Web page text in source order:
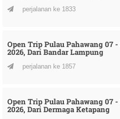
perjalanan ke 1833
Open Trip Pulau Pahawang 07
2026, Dari Bandar Lampung
perjalanan ke 1857
Open Trip Pulau Pahawang 07
2026, Dari Dermaga Ketapang